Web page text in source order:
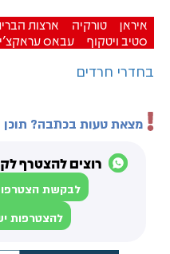
איראן טורקיה ארצות
סטיב ויטקוף
עבאס עראקצ'י
בחדרי חרדים
מצאת טעות בכתבה? תוכן
רוצים להצטרף
לבקשת
להצטרפות